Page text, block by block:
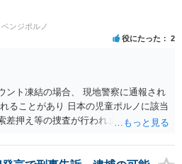
ンジポルノ
役にたった 2
ント凍結の場合、 現地警察に通報され
ることがあり 日本の児童ポルノに該当
差押え等の捜査が行われます。 実際に